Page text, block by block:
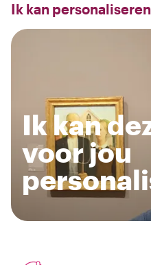
Ik kan personaliseren
Ik kan
voor jou